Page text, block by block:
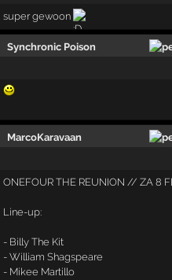
super gewoon
Synchronic Poison
MarcoKaravaan
ONEFOUR THE REUNION // ZA 8
Line-up:
- Billy The Kit
- William Shagspeare
- Mikee Martillo